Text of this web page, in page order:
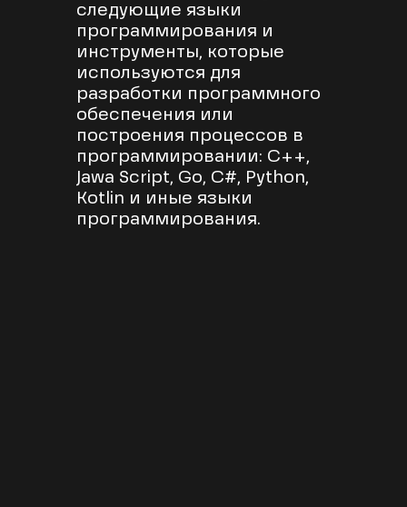
следующие языки
программирования и
инструменты, которые
используются для
разработки программного
обеспечения или
построения процессов в
программировании: С++,
Jawa Script, Go, С#, Python,
Kotlin и иные языки
программирования.